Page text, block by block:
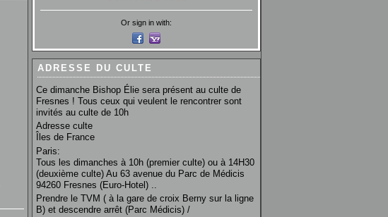
Or sign in with:
ADRESSE DU CULTE
Ce dimanche Bishop Élie sera présent au culte de
Fresnes ! Tous ceux qui veulent le rencontrer sont
invités au culte de 10h
Adresse culte
Îles de France
Paris:
Tous les dimanches à 10h (premier culte) ou à 14H30
(deuxième culte) Au 63 avenue du Parc de Médicis
94260 Fresnes (Euro-Hotel) ..
Prendre le TVM ( à la gare de croix Berny sur la ligne
B) et descendre arrêt (Parc Médicis) /